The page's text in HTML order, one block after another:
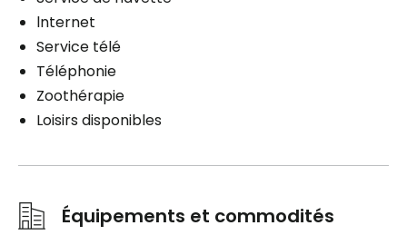
Planifier une visite
lnternet
Service télé
Téléphonie
Zoothérapie
Loisirs disponibles
Équipements et commodités